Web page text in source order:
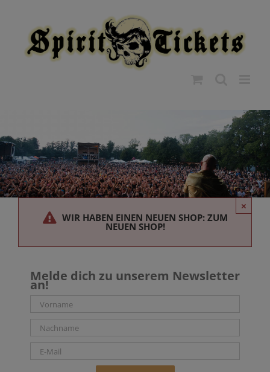
×
WIR HABEN EINEN NEUEN SHOP: ZUM
NEUEN SHOP!
Melde dich zu unserem Newsletter
an!